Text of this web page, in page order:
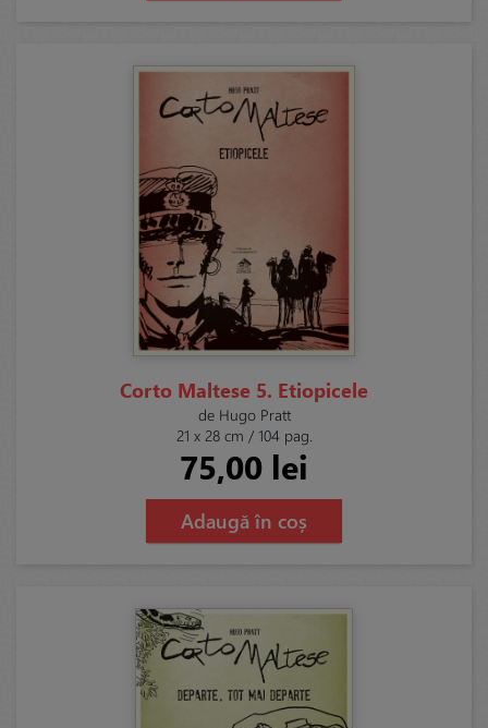
Corto Maltese 5. Etiopicele
de Hugo Pratt
21 x 28 cm / 104 pag.
75,00 lei
Adaugă în coș